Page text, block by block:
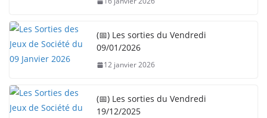
(📅) Les sorties du Vendredi
09/01/2026
12 janvier 2026
(📅) Les sorties du Vendredi
19/12/2025